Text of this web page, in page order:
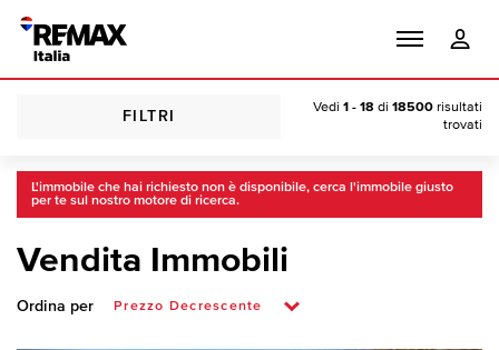
FILTRI
Vedi 1 - 18 di 18500 risultati
trovati
L'immobile che hai richiesto non è disponibile, cerca l'immobile giusto
per te sul nostro motore di ricerca.
Vendita Immobili
Ordina per